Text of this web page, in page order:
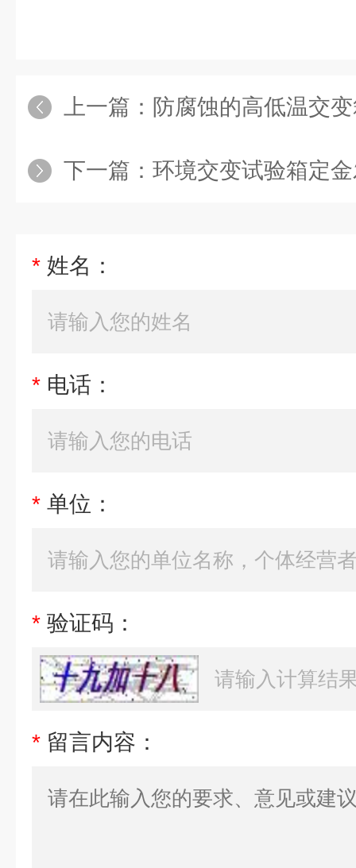
上一篇： 防腐蚀的高低温交
下一篇： 环境交变试验箱定
* 姓名：
* 电话：
* 单位：
* 验证码：
* 留言内容：